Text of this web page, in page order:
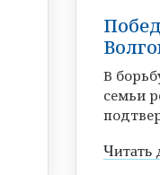
В
семьи
Читать